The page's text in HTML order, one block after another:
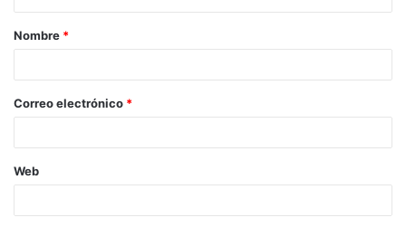
Nombre *
Correo electrónico *
Web